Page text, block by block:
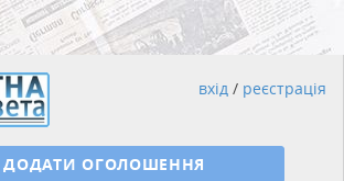
ДОДАТИ ОГОЛОШЕННЯ
вхід / реєстрація